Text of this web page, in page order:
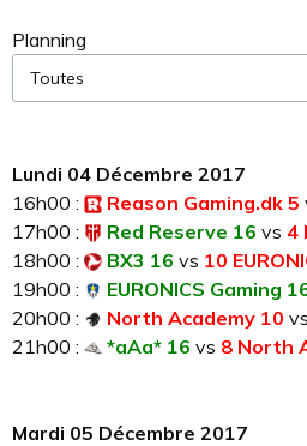
Planning
Lundi 04 Décembre 2017
16h00 :
Reason Gaming.dk 5
17h00 :
Red Reserve 16 vs 4
18h00 :
BX3 16 vs 10
19h00 :
EURONICS Gaming
20h00 :
North Academy 10 vs
21h00 :
*aAa* 16 vs 8 North
Mardi 05 Décembre 2017